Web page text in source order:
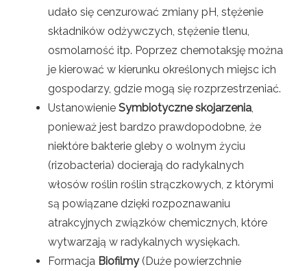
udało się cenzurować zmiany pH, stężenie
składników odżywczych, stężenie tlenu,
osmolarność itp. Poprzez chemotaksję można
je kierować w kierunku określonych miejsc ich
gospodarzy, gdzie mogą się rozprzestrzeniać.
Ustanowienie Symbiotyczne skojarzenia,
ponieważ jest bardzo prawdopodobne, że
niektóre bakterie gleby o wolnym życiu
(rizobacteria) docierają do radykalnych
włosów roślin roślin strączkowych, z którymi
są powiązane dzięki rozpoznawaniu
atrakcyjnych związków chemicznych, które
wytwarzają w radykalnych wysiękach.
Formacja Biofilmy(Duże powierzchnie